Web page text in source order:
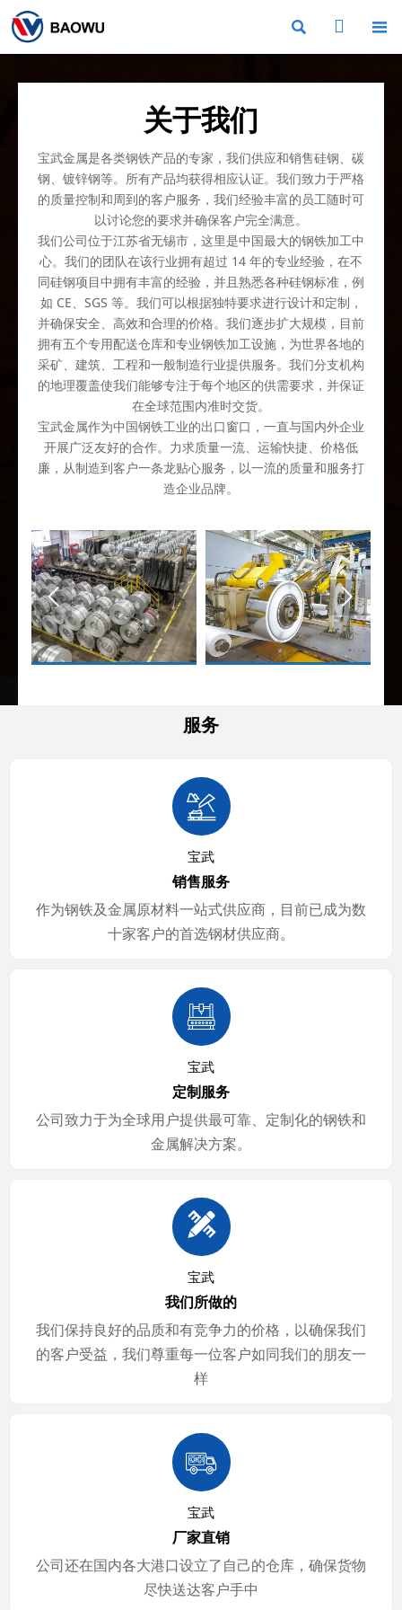
  
关于我们
宝武金属是各类钢铁产品的专家，我们供应和销售硅钢、碳
钢、镀锌钢等。所有产品均获得相应认证。我们致力于严格
的质量控制和周到的客户服务，我们经验丰富的员工随时可
以讨论您的要求并确保客户完全满意。
我们公司位于江苏省无锡市，这里是中国最大的钢铁加工中
心。我们的团队在该行业拥有超过 14 年的专业经验，在不
同硅钢项目中拥有丰富的经验，并且熟悉各种硅钢标准，例
如 CE、SGS 等。我们可以根据独特要求进行设计和定制，
并确保安全、高效和合理的价格。我们逐步扩大规模，目前
拥有五个专用配送仓库和专业钢铁加工设施，为世界各地的
采矿、建筑、工程和一般制造行业提供服务。我们分支机构
的地理覆盖使我们能够专注于每个地区的供需要求，并保证
在全球范围内准时交货。
宝武金属作为中国钢铁工业的出口窗口，一直与国内外企业
开展广泛友好的合作。力求质量一流、运输快捷、价格低
廉，从制造到客户一条龙贴心服务，以一流的质量和服务打
造企业品牌。
 
服务

宝武
销售服务
作为钢铁及金属原材料一站式供应商，目前已成为数
十家客户的首选钢材供应商。

宝武
定制服务
公司致力于为全球用户提供最可靠、定制化的钢铁和
金属解决方案。

宝武
我们所做的
我们保持良好的品质和有竞争力的价格，以确保我们
的客户受益，我们尊重每一位客户如同我们的朋友一
样

宝武
厂家直销
公司还在国内各大港口设立了自己的仓库，确保货物
尽快送达客户手中